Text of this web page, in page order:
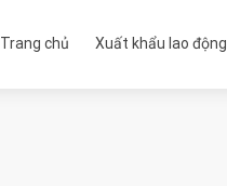
Trang chủ Xuất khẩu lao động